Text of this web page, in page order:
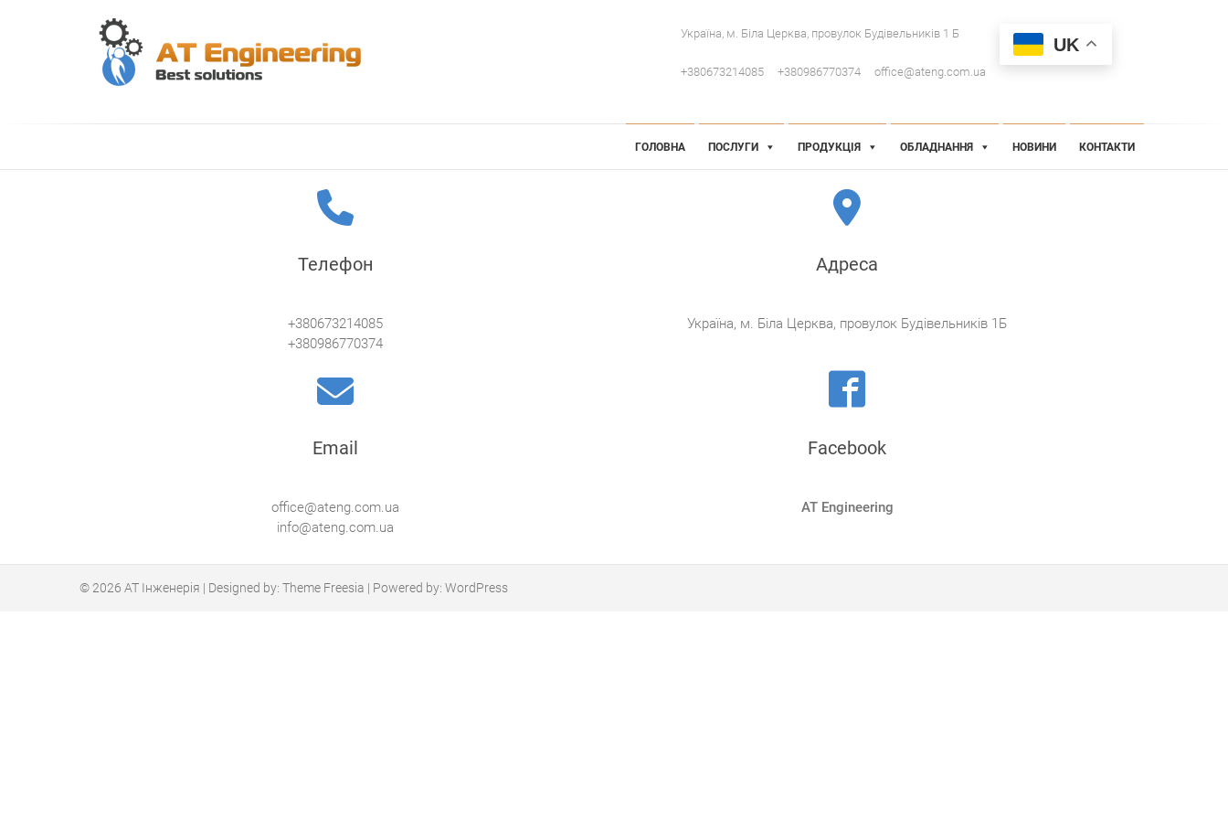
АТ Інженерія
UK
Україна, м. Біла Церква, провулок Будівельників 1 Б
+380673214085 +380986770374 office@ateng.com.ua
ГОЛОВНА ПОСЛУГИ ПРОДУКЦІЯ ОБЛАДНАННЯ НОВИНИ КОНТАКТИ
Телефон
+380673214085
+380986770374
Адреса
Україна, м. Біла Церква, провулок Будівельників 1Б
Email
office@ateng.com.ua
info@ateng.com.ua
Facebook
AT Engineering
© 2026 АТ Інженерія | Designed by: Theme Freesia | Powered by: WordPress